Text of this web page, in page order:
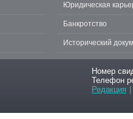
Юридическая
Банкротство
Исторический
Номер
Телефон
Редакция